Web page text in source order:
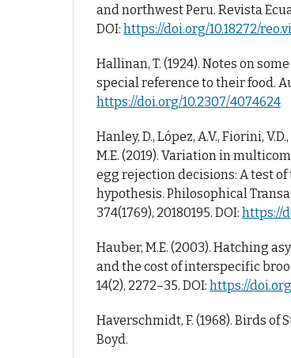
and northwest Peru. Revista
DOI: https://doi.org/10.18272/
Hallinan, T. (1924). Notes on
special reference to their food.
https://doi.org/10.2307/4074624
Hanley, D., López, A.V., Fiorini,
M.E. (2019). Variation in
egg rejection decisions: A test
hypothesis. Philosophical
374(1769), 20180195. DOI: https://
Hauber, M.E. (2003). Hatching
and the cost of interspecific
14(2), 2272–35. DOI: https://
Haverschmidt, F. (1968). Birds of
Boyd.